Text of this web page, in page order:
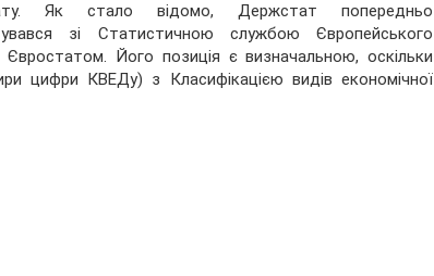
Як стало відомо, Держстат попередньо
зі Статистичною службою Європейського
Його позиція є визначальною, оскільки
цифри КВЕДу) з Класифікацією видів економічної